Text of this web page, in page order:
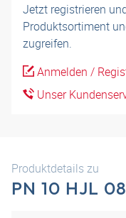
Jetzt registrieren
Produktsortiment
zugreifen.
Anmelden /
Unser
Produktdetails zu
PN 10 HJL 08